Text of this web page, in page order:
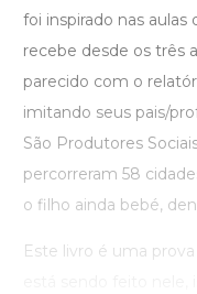
foi inspirado nas aulas
recebe desde os três
parecido com o
imitando seus pais/
São Produtores
percorreram 58
o filho ainda bebé,
Este livro é uma